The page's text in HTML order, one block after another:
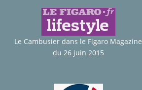
Le Cambusier dans le Figaro Magazine
du 26 juin 2015